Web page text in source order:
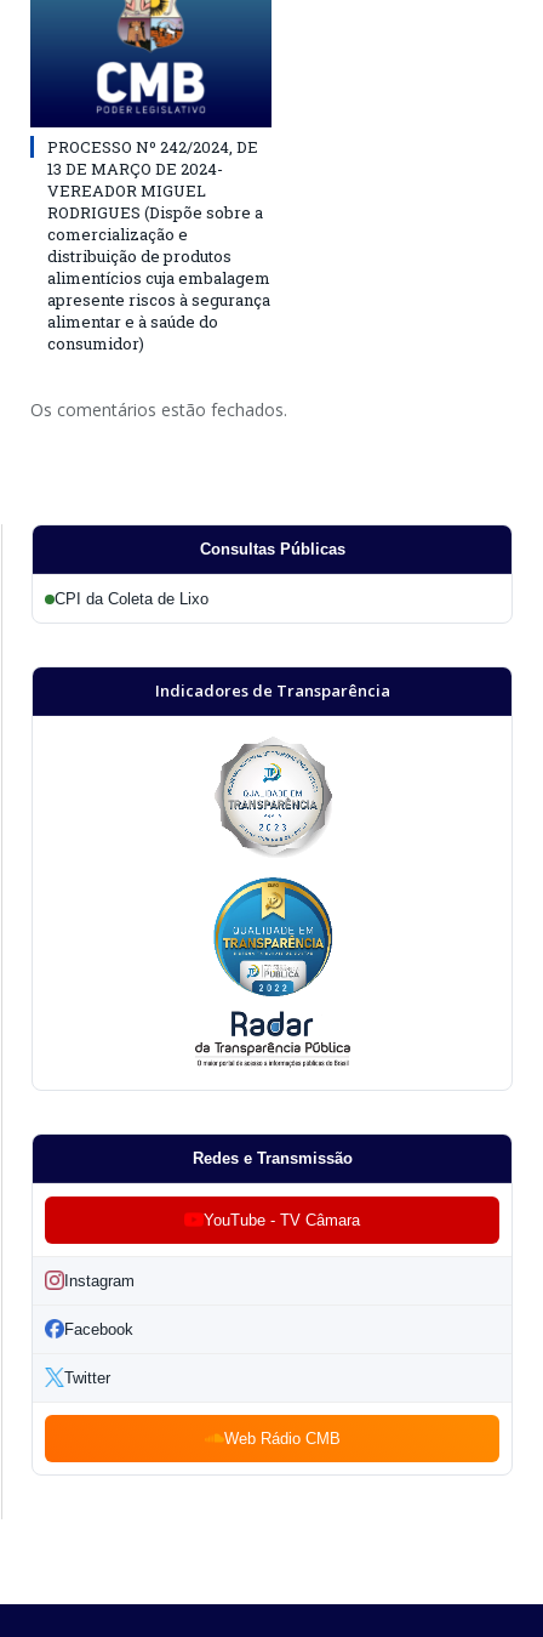
PROCESSO Nº 242/2024, DE
13 DE MARÇO DE 2024-
VEREADOR MIGUEL
RODRIGUES (Dispõe sobre a
comercialização e
distribuição de produtos
alimentícios cuja embalagem
apresente riscos à segurança
alimentar e à saúde do
consumidor)
Os comentários estão fechados.
Consultas Públicas
CPI da Coleta de Lixo
Indicadores de Transparência
Redes e Transmissão
YouTube - TV Câmara
Instagram
Facebook
Twitter
Web Rádio CMB